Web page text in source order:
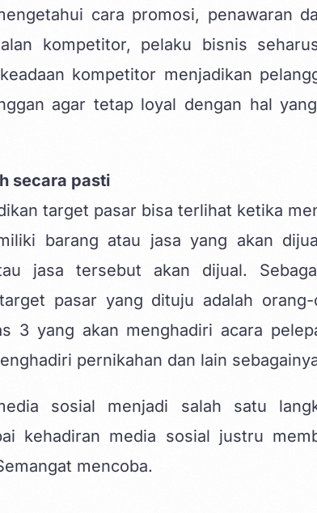
cara promosi, penawaran
kompetitor, pelaku bisnis
kompetitor menjadikan
agar tetap loyal dengan hal
secara pasti
target pasar bisa terlihat ketika
barang atau jasa yang akan
jasa tersebut akan dijual.
pasar yang dituju adalah
3 yang akan menghadiri acara
pernikahan dan lain
sosial menjadi salah satu
kehadiran media sosial justru
mencoba.